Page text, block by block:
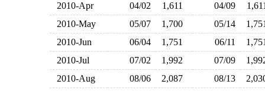
2010-Apr
04/02 1,611 04/09
2010-May
05/07 1,700 05/14
2010-Jun
06/04 1,751 06/11
2010-Jul
07/02 1,992 07/09
2010-Aug
08/06 2,087 08/13